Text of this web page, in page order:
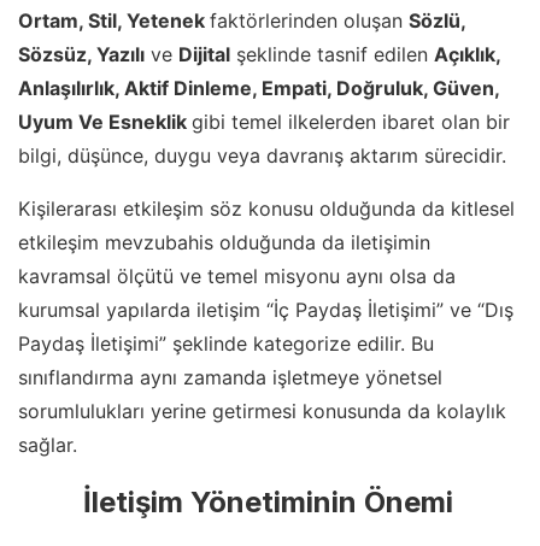
Ortam, Stil, Yetenek faktörlerinden oluşan Sözlü,
Sözsüz, Yazılı ve Dijital şeklinde tasnif edilen Açıklık,
Anlaşılırlık, Aktif Dinleme, Empati, Doğruluk, Güven,
Uyum Ve Esneklik gibi temel ilkelerden ibaret olan bir
bilgi, düşünce, duygu veya davranış aktarım sürecidir.
Kişilerarası etkileşim söz konusu olduğunda da kitlesel
etkileşim mevzubahis olduğunda da iletişimin
kavramsal ölçütü ve temel misyonu aynı olsa da
kurumsal yapılarda iletişim “İç Paydaş İletişimi” ve “Dış
Paydaş İletişimi” şeklinde kategorize edilir. Bu
sınıflandırma aynı zamanda işletmeye yönetsel
sorumlulukları yerine getirmesi konusunda da kolaylık
sağlar.
İletişim Yönetiminin Önemi